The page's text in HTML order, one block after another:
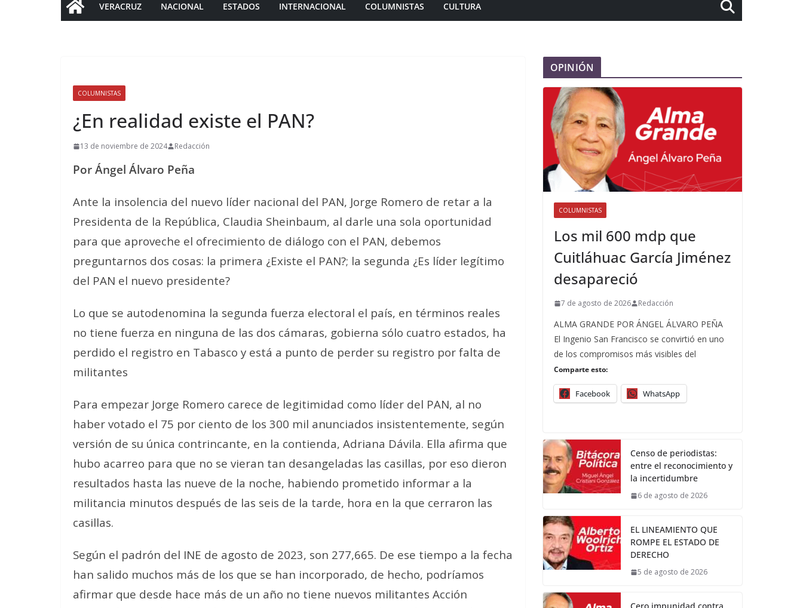
VERACRUZ NACIONAL ESTADOS INTERNACIONAL COLUMNISTAS CULTURA
COLUMNISTAS
¿En realidad existe el PAN?
13 de noviembre de 2024 Redacción
Por Ángel Álvaro Peña
Ante la insolencia del nuevo líder nacional del PAN, Jorge Romero de retar a la
Presidenta de la República, Claudia Sheinbaum, al darle una sola oportunidad
para que aproveche el ofrecimiento de diálogo con el PAN, debemos
preguntarnos dos cosas: la primera ¿Existe el PAN?; la segunda ¿Es líder legítimo
del PAN el nuevo presidente?
Lo que se autodenomina la segunda fuerza electoral el país, en términos reales
no tiene fuerza en ninguna de las dos cámaras, gobierna sólo cuatro estados, ha
perdido el registro en Tabasco y está a punto de perder su registro por falta de
militantes
Para empezar Jorge Romero carece de legitimidad como líder del PAN, al no
haber votado el 75 por ciento de los 300 mil anunciados insistentemente, según
versión de su única contrincante, en la contienda, Adriana Dávila. Ella afirma que
hubo acarreo para que no se vieran tan desangeladas las casillas, por eso dieron
resultados hasta las nueve de la noche, habiendo prometido informar a la
militancia minutos después de las seis de la tarde, hora en la que cerraron las
casillas.
Según el padrón del INE de agosto de 2023, son 277,665. De ese tiempo a la fecha
han salido muchos más de los que se han incorporado, de hecho, podríamos
afirmar que desde hace más de un año no tiene nuevos militantes Acción
OPINIÓN
COLUMNISTAS
Los mil 600 mdp que
Cuitláhuac García Jiménez
desapareció
7 de agosto de 2026 Redacción
ALMA GRANDE POR ÁNGEL ÁLVARO PEÑA
El Ingenio San Francisco se convirtió en uno
de los compromisos más visibles del
Comparte esto:
Facebook WhatsApp
Censo de periodistas:
entre el reconocimiento y
la incertidumbre
6 de agosto de 2026
EL LINEAMIENTO QUE
ROMPE EL ESTADO DE
DERECHO
5 de agosto de 2026